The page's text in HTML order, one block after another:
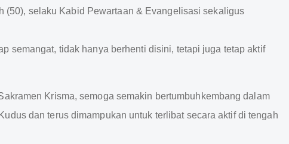
(50), selaku Kabid Pewartaan & Evangelisasi sekaligus
semangat, tidak hanya berhenti disini, tetapi juga tetap aktif
Krisma, semoga semakin bertumbuhkembang dalam
dan terus dimampukan untuk terlibat secara aktif di tengah